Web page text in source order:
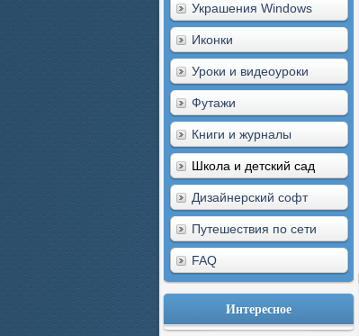
Украшения Windows
Иконки
Уроки и видеоуроки
Футажи
Книги и журналы
Школа и детский сад
Дизайнерский софт
Путешествия по сети
FAQ
Интересное